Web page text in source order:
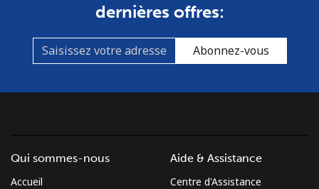
dernières offres:
Abonnez-vous
Qui sommes-nous
Accueil
Aide & Assistance
Centre d'Assistance